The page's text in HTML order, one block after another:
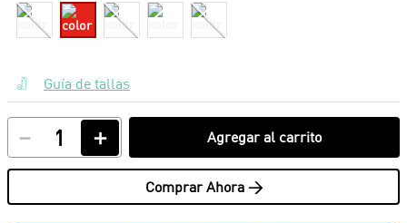
Guía de tallas
＋
－ Agregar al carrito
Comprar Ahora >